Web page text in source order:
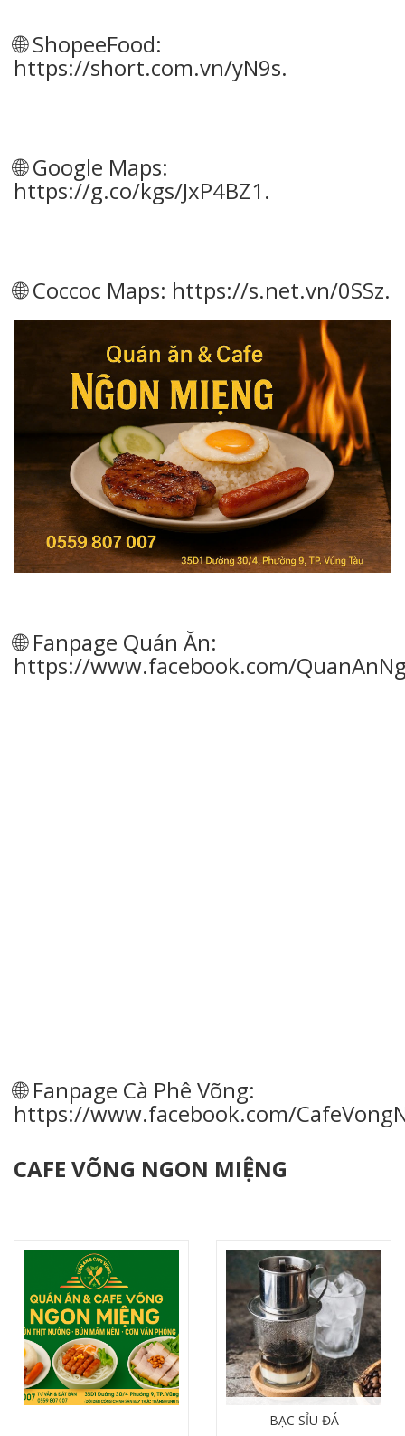
🌐 ShopeeFood:
https://short.com.vn/yN9s.
🌐 Google Maps:
https://g.co/kgs/JxP4BZ1 .
🌐 Coccoc Maps: https://s.net.vn/0SSz.
🌐 Fanpage Quán Ăn:
https://www.facebook.com/
🌐 Fanpage Cà Phê Võng:
https://www.facebook.com/
CAFE VÕNG NGON MIỆNG
BẠC SỈU ĐÁ